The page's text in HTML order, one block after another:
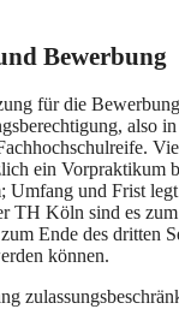
Bewerbung
für die
also
ein Vorpraktikum
Umfang und Frist
TH Köln sind es
Ende des dritten
können.